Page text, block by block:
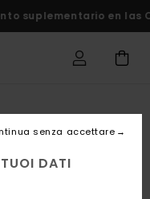
suplementario en las
DATI
senza accettare